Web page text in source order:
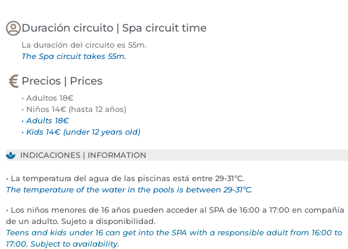
Duración circuito | Spa circuit time
La duración del circuito es 55m.
The Spa circuit takes 55m.
Precios | Prices
• Adultos 18€
• Niños 14€ (hasta 12 años)
• Adults 18€
• Kids 14€ (under 12 years old)
INDICACIONES | INFORMATION
• La temperatura del agua de las piscinas está entre 29-31ºC.
The temperature of the water in the pools is between 29-31ºC.
• Los niños menores de 16 años pueden acceder al SPA de 16:00 a 17:00 en compañía
de un adulto. Sujeto a disponibilidad.
Teens and kids under 16 can get into the SPA with a responsible adult from 16:00 to
17:00. Subject to availability.